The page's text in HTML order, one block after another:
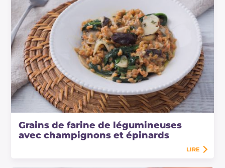
Grains de farine de légumineuses
avec champignons et épinards
LIRE